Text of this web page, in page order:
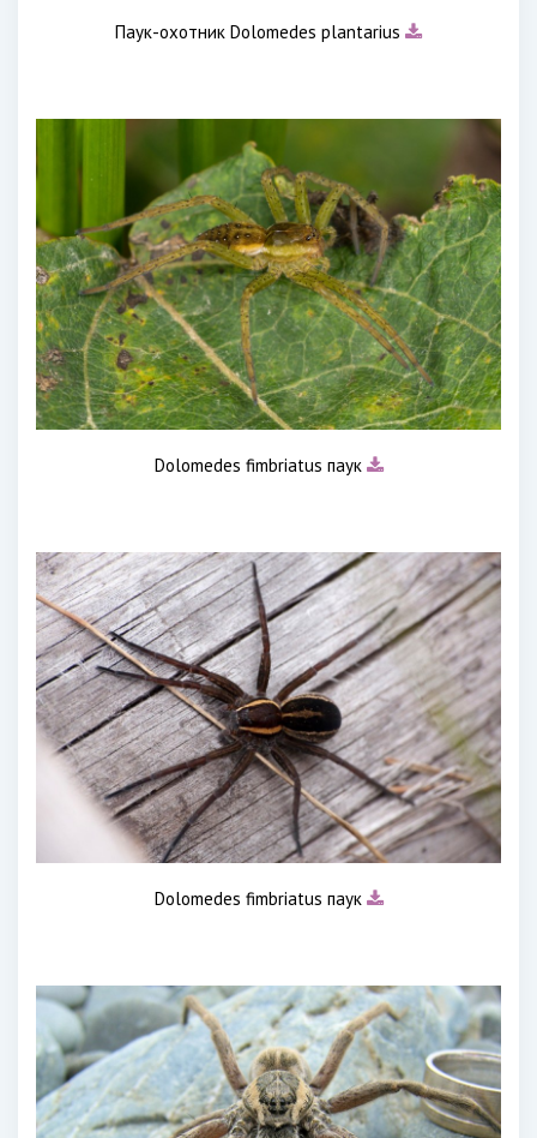
Паук-охотник Dolomedes plantarius
Dolomedes fimbriatus паук
Dolomedes fimbriatus паук